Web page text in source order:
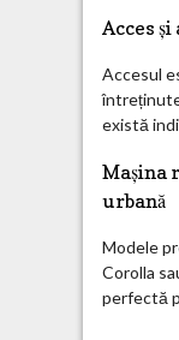
Acces
Accesul
există
Mașina
urbană
Modele
Corolla
perfectă